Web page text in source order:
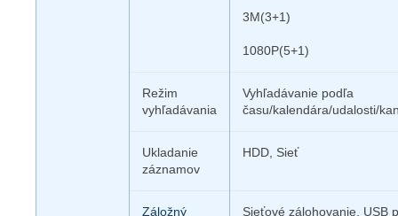
3M(3+1)
1080P(5+1)
Režim
vyhľadávania
Vyhľadávanie podľa
času/kalendára/udalosti/
Ukladanie
záznamov
HDD, Sieť
Záložný
Sieťové zálohovanie, USB